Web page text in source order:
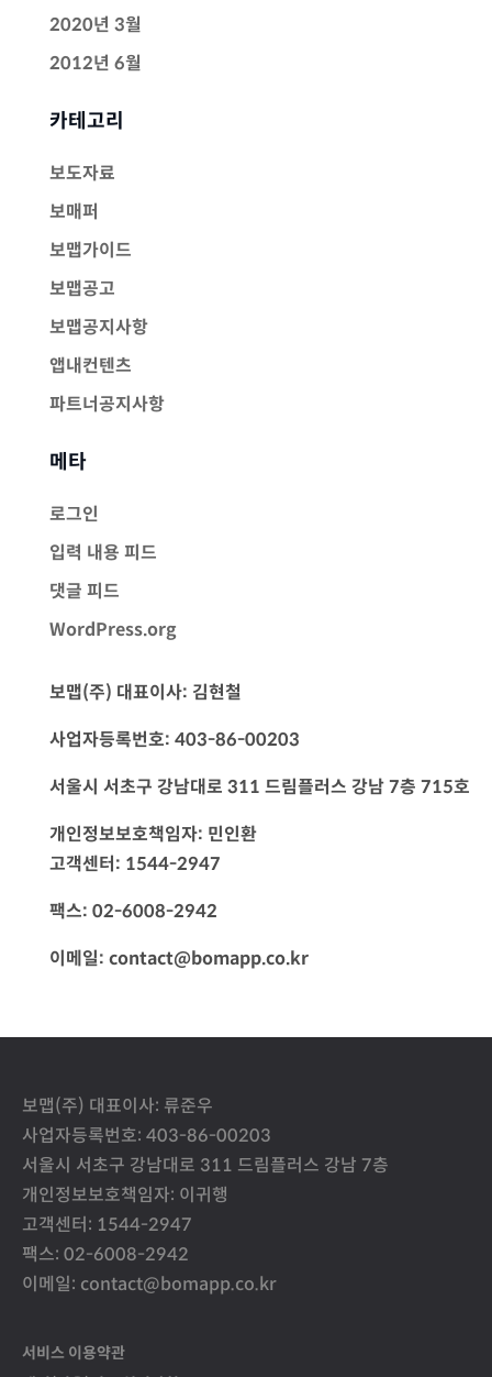
2020년 3월
2012년 6월
카테고리
보도자료
보매퍼
보맵가이드
보맵공고
보맵공지사항
앱내컨텐츠
파트너공지사항
메타
로그인
입력 내용 피드
댓글 피드
WordPress.org
보맵(주) 대표이사: 김현철
사업자등록번호: 403-86-00203
서울시 서초구 강남대로 311 드림플러스 강남 7층 715호
개인정보보호책임자: 민인환
고객센터: 1544-2947
팩스: 02-6008-2942
이메일: contact@bomapp.co.kr
보맵(주) 대표이사: 류준우
사업자등록번호: 403-86-00203
서울시 서초구 강남대로 311 드림플러스 강남 7층
개인정보보호책임자: 이귀행
고객센터: 1544-2947
팩스: 02-6008-2942
이메일: contact@bomapp.co.kr
서비스 이용약관